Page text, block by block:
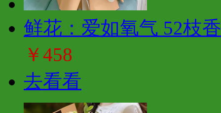
鲜花：爱如氧气 52枝
￥458
去看看